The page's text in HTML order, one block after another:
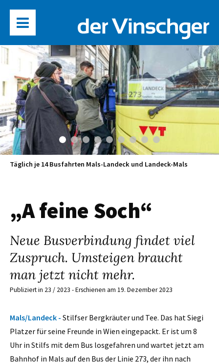
Täglich je 14 Busfahrten Mals-Landeck und Landeck-Mals
„A feine Soch“
Neue Busverbindung findet viel
Zuspruch. Umsteigen braucht
man jetzt nicht mehr.
Publiziert in 23 / 2023 - Erschienen am 19. Dezember 2023
Mals/Landeck - Stilfser Bergkräuter und Tee. Das hat Siegi
Platzer für seine Freunde in Wien eingepackt. Er ist um 8
Uhr in Stilfs mit dem Bus losgefahren und wartet jetzt am
Bahnhof in Mals auf den Bus der Linie 273, der ihn nach